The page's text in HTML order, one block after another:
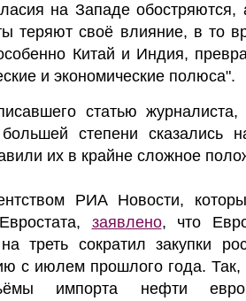
на Западе обостряются,
теряют своё влияние, в то
Китай и Индия,
и экономические полюса".
статью журналиста,
степени сказались
их в крайне сложное
РИА Новости,
заявлено, что
треть сократил закупки
с июлем прошлого года. Так,
импорта нефти